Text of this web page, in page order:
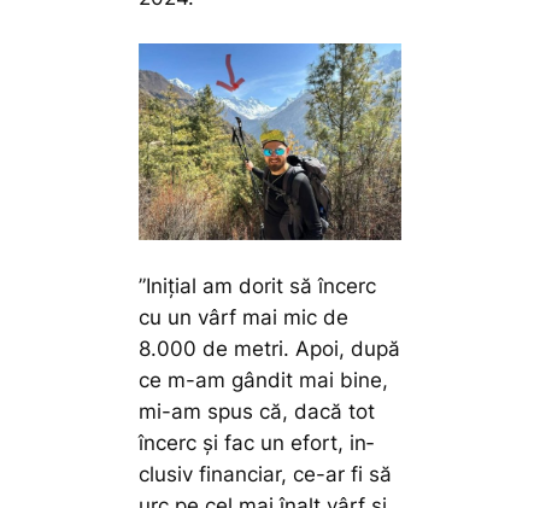
”Iniţial am dorit să încerc
cu un vârf mai mic de
8.000 de metri. Apoi, după
ce m-am gândit mai bine,
mi-am spus că, dacă tot
încerc şi fac un efort, in­
clusiv financiar, ce-ar fi să